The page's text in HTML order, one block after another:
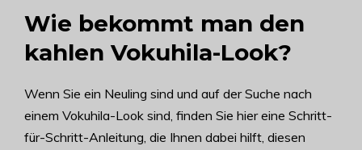
Wie bekommt man den
kahlen Vokuhila-Look?
Wenn Sie ein Neuling sind und auf der Suche nach
einem Vokuhila-Look sind, finden Sie hier eine Schritt-
für-Schritt-Anleitung, die Ihnen dabei hilft, diesen